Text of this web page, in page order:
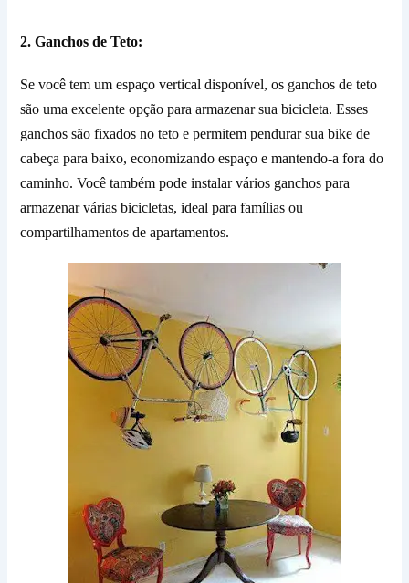
2. Ganchos de Teto:
Se você tem um espaço vertical disponível, os ganchos de teto
são uma excelente opção para armazenar sua bicicleta. Esses
ganchos são fixados no teto e permitem pendurar sua bike de
cabeça para baixo, economizando espaço e mantendo-a fora do
caminho. Você também pode instalar vários ganchos para
armazenar várias bicicletas, ideal para famílias ou
compartilhamentos de apartamentos.